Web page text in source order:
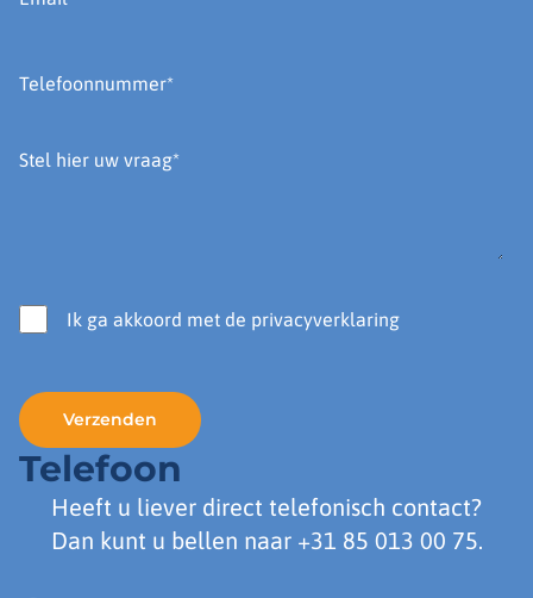
Ik ga akkoord met de privacyverklaring
Telefoon
Heeft u liever direct telefonisch contact?
Dan kunt u bellen naar +31 85 013 00 75.